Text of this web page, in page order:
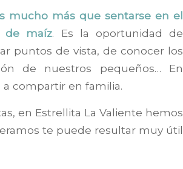
mucho más que sentarse en el
de maíz. Es la oportunidad de
puntos de vista, de conocer los
de nuestros pequeños… En
compartir en familia.
en Estrellita La Valiente hemos
te puede resultar muy útil